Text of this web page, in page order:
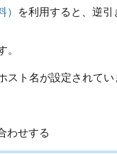
を利用すると、逆
ト名が設定されて
わせする